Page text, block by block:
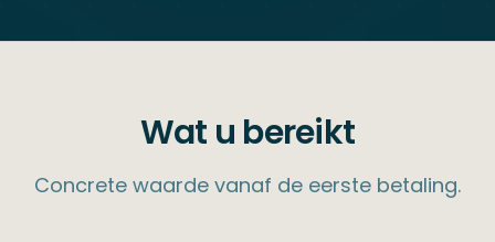
Wat u bereikt
Concrete waarde vanaf de eerste betaling.